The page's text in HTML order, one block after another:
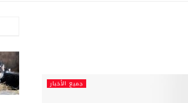
جميع الأخبار